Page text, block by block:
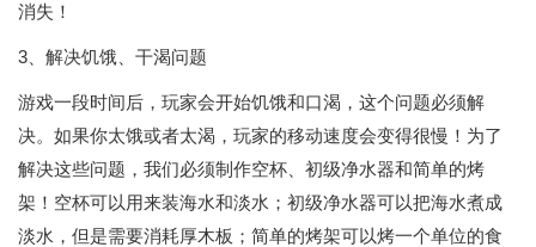
消失！
3、解决饥饿、干渴问题
游戏一段时间后，玩家会开始饥饿和口渴，这个问题必须解
决。如果你太饿或者太渴，玩家的移动速度会变得很慢！为了
解决这些问题，我们必须制作空杯、初级净水器和简单的烤
架！空杯可以用来装海水和淡水；初级净水器可以把海水煮成
淡水，但是需要消耗厚木板；简单的烤架可以烤一个单位的食